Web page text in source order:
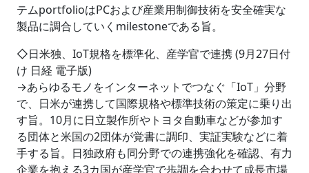
テムportfolioはPCおよび産業用制御技術を安全確実な
製品に調合していくmilestoneである旨。
◇日米独、IoT規格を標準化、産学官で連携 (9月27日付
け 日経 電子版)
→あらゆるモノをインターネットでつなぐ「IoT」分野
で、日米が連携して国際規格や標準技術の策定に乗り出
す旨。10月に日立製作所やトヨタ自動車などが参加す
る団体と米国の2団体が覚書に調印、実証実験などに着
手する旨。日独政府も同分野での連携強化を確認、有力
企業を抱える3カ国が産学官で歩調を合わせて成長市場